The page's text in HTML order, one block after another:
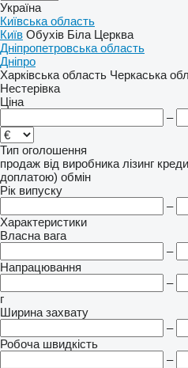
Україна
Київська область
Київ Обухів Біла Церква
Дніпропетровська область
Дніпро
Харківська область Черкаська
Нестерівка
Ціна
–
Тип оголошення
продаж від виробника лізинг
доплатою) обмін
Рік випуску
–
Характеристики
Власна вага
–
Напрацювання
–
г
Ширина захвату
–
Робоча швидкість
–